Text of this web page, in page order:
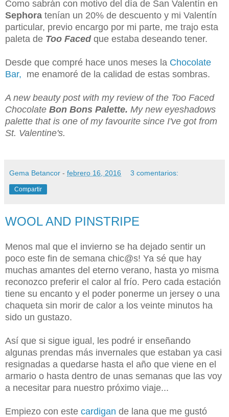
Como sabrán con motivo del día de San Valentín en
Sephora tenían un 20% de descuento y mi Valentín
particular, previo encargo por mi parte, me trajo esta
paleta de Too Facedque estaba deseando tener.
Desde que compré hace unos meses la Chocolate
Bar, me enamoré de la calidad de estas sombras.
A new beauty post with my review of the Too Faced
Chocolate Bon Bons Palette. My new eyeshadows
palette that is one of my favourite since I've got from
St. Valentine's.
Gema Betancor - febrero 16, 2016 3 comentarios:
Compartir
WOOL AND PINSTRIPE
Menos mal que el invierno se ha dejado sentir un
poco este fin de semana chic@s! Ya sé que hay
muchas amantes del eterno verano, hasta yo misma
reconozco preferir el calor al frío. Pero cada estación
tiene su encanto y el poder ponerme un jersey o una
chaqueta sin morir de calor a los veinte minutos ha
sido un gustazo.
Así que si sigue igual, les podré ir enseñando
algunas prendas más invernales que estaban ya casi
resignadas a quedarse hasta el año que viene en el
armario o hasta dentro de unas semanas que las voy
a necesitar para nuestro próximo viaje...
Empiezo con este cardigan de lana que me gustó